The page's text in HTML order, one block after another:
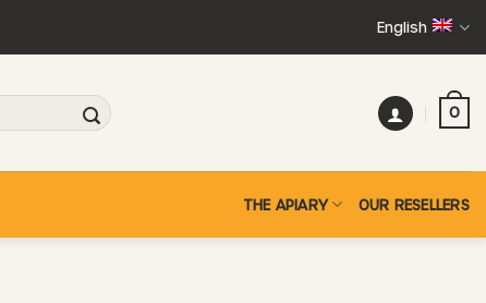
English
0
THE APIARY OUR RESELLERS